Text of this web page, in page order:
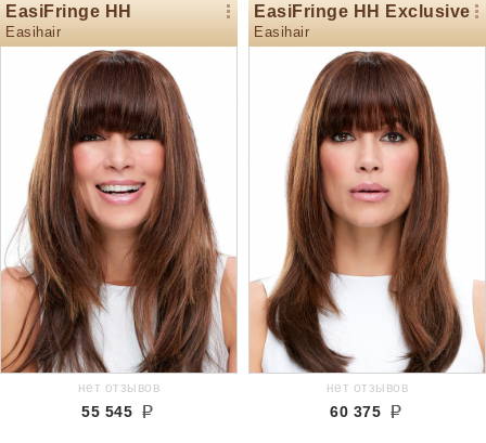
EasiFringe HH
Easihair
нет отзывов
55 545
EasiFringe HH Exclusive
Easihair
нет отзывов
60 375